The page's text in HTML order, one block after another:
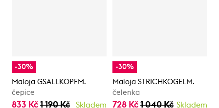
-30%
Maloja GSALLKOPFM.
čepice
833 Kč 1 190 Kč Skladem
-30%
Maloja STRICHKOGELM.
čelenka
728 Kč 1 040 Kč Skladem